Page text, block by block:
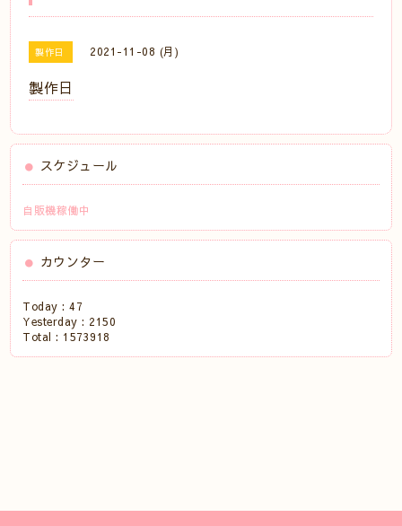
製作日 2021-11-08 (月)
製作日
スケジュール
自販機稼働中
カウンター
Today :47
Yesterday : 2150
Total : 1573918